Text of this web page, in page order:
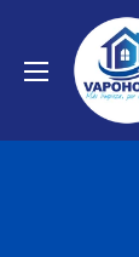
directamente